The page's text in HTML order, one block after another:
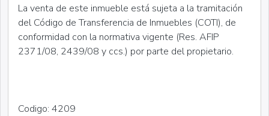
La venta de este inmueble está sujeta a la tramitación
del Código de Transferencia de Inmuebles (COTI), de
conformidad con la normativa vigente (Res. AFIP
2371/08, 2439/08 y ccs.) por parte del propietario.
Codigo: 4209